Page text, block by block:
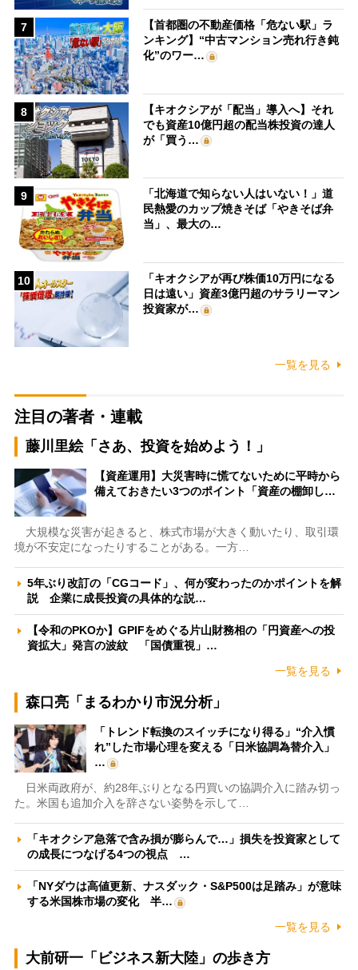
7
【首都圏の不動産価格「危ない駅」ラ
ンキング】“中古マンション売れ行き鈍
化”のワー…
8
【キオクシアが「配当」導入へ】それ
でも資産10億円超の配当株投資の達人
が「買う…
9
「北海道で知らない人はいない！」道
民熱愛のカップ焼きそば「やきそば弁
当」、最大の…
10
「キオクシアが再び株価10万円になる
日は遠い」資産3億円超のサラリーマン
投資家が…
一覧を見る
注目の著者・連載
藤川里絵「さあ、投資を始めよう！」
【資産運用】大災害時に慌てないために平時から
備えておきたい3つのポイント「資産の棚卸し…
大規模な災害が起きると、株式市場が大きく動いたり、取引環
境が不安定になったりすることがある。一方…
5年ぶり改訂の「CGコード」、何が変わったのかポイントを解
説 企業に成長投資の具体的な説…
【令和のPKOか】GPIFをめぐる片山財務相の「円資産への投
資拡大」発言の波紋 「国債重視」…
一覧を見る
森口亮「まるわかり市況分析」
「トレンド転換のスイッチになり得る」“介入慣
れ”した市場心理を変える「日米協調為替介入」
…
日米両政府が、約28年ぶりとなる円買いの協調介入に踏み切っ
た。米国も追加介入を辞さない姿勢を示して…
「キオクシア急落で含み損が膨らんで…」損失を投資家として
の成長につなげる4つの視点 …
「NYダウは高値更新、ナスダック・S&P500は足踏み」が意味
する米国株市場の変化 半…
一覧を見る
大前研一「ビジネス新大陸」の歩き方